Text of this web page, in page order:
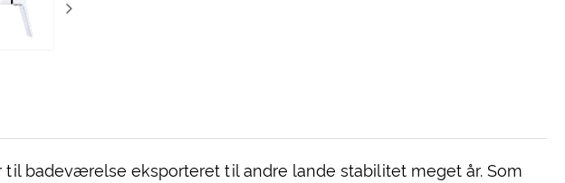
til badeværelse eksporteret til andre lande stabilitet meget år. Som